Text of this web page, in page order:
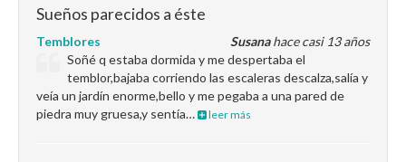
Sueños parecidos a éste
Susanahace casi 13 años
Temblores
Soñé q estaba dormida y me despertaba el
temblor,bajaba corriendo las escaleras descalza,salía y
veía un jardín enorme,bello y me pegaba a una pared de
piedra muy gruesa,y sentía…
leer más